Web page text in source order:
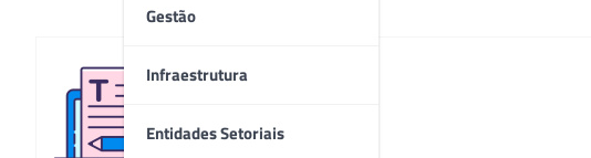
Gestão
Infraestrutura
Entidades Setoriais